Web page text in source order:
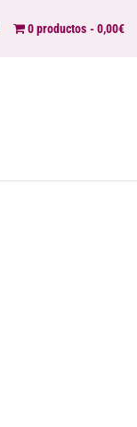
0 productos 0,00€